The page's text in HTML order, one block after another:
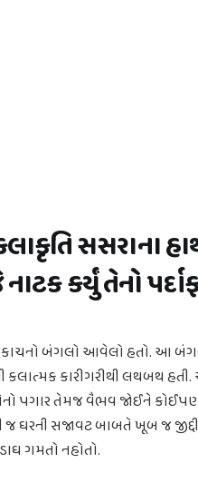
સસરાના
કર્યું તેનો
બંગલો આવેલો હતો. આ
કારીગરીથી લથબથ
તેનો પગાર તેમજ વૈભવ જોઈને
ઘરની સજાવટ બાબતે ખૂબ જ
ગમતો નહોતો.